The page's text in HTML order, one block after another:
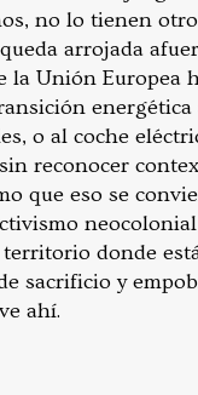
no lo tienen
arrojada
la Unión Europea
energética
o al coche
reconocer
que eso se
donde
sacrificio y
ahí.